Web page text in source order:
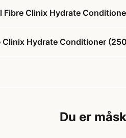
Clinix Hydrate
Hydrate Conditioner
Du er